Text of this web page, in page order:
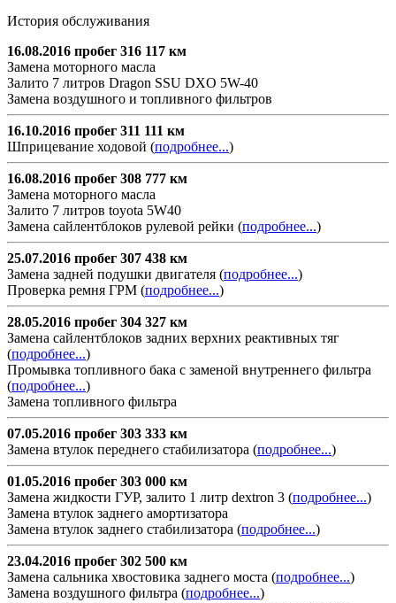
История обслуживания
16.08.2016 пробег 316 117 км
Замена моторного масла
Залито 7 литров Dragon SSU DXO 5W-40
Замена воздушного и топливного фильтров
16.10.2016 пробег 311 111 км
Шприцевание ходовой (подробнее...)
16.08.2016 пробег 308 777 км
Замена моторного масла
Залито 7 литров toyota 5W40
Замена сайлентблоков рулевой рейки (подробнее...)
25.07.2016 пробег 307 438 км
Замена задней подушки двигателя (подробнее...)
Проверка ремня ГРМ (подробнее...)
28.05.2016 пробег 304 327 км
Замена сайлентблоков задних верхних реактивных тяг
(подробнее...)
Промывка топливного бака с заменой внутреннего фильтра
(подробнее...)
Замена топливного фильтра
07.05.2016 пробег 303 333 км
Замена втулок переднего стабилизатора (подробнее...)
01.05.2016 пробег 303 000 км
Замена жидкости ГУР, залито 1 литр dextron 3 (подробнее...)
Замена втулок заднего амортизатора
Замена втулок заднего стабилизатора (подробнее...)
23.04.2016 пробег 302 500 км
Замена сальника хвостовика заднего моста (подробнее...)
Замена воздушного фильтра (подробнее...)